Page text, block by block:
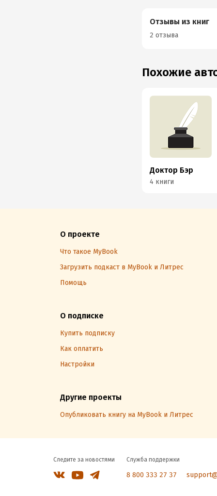
Отзывы из книг
2 отзыва
Похожие
Доктор Бэр
4 книги
О проекте
Что такое MyBook
Загрузить подкаст в MyBook и Литрес
Помощь
О подписке
Купить подписку
Как оплатить
Настройки
Другие проекты
Опубликовать книгу на MyBook и Литрес
Следите за новостями Служба поддержки
8 800 333 27 37